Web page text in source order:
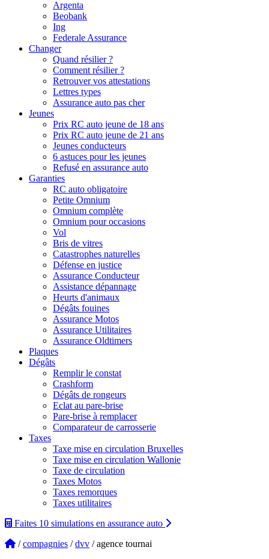
Argenta
Beobank
Ing
Federale Assurance
Changer
Quand résilier ?
Comment résilier ?
Retrouver vos attestations
Lettres types
Assurance auto pas cher
Jeunes
Prix RC auto jeune de 18 ans
Prix RC auto jeune de 21 ans
Jeunes conducteurs
6 astuces pour les jeunes
Refusé en assurance auto
Garanties
RC auto obligatoire
Petite Omnium
Omnium complète
Omnium pour occasions
Vol
Bris de vitres
Catastrophes naturelles
Défense en justice
Assurance Conducteur
Assistance dépannage
Heurts d'animaux
Dégâts fouines
Assurance Motos
Assurance Utilitaires
Assurance Oldtimers
Plaques
Dégâts
Remplir le constat
Crashform
Dégâts de rongeurs
Eclat au pare-brise
Pare-brise à remplacer
Comparateur de carrosserie
Taxes
Taxe mise en circulation Bruxelles
Taxe mise en circulation Wallonie
Taxe de circulation
Taxes Motos
Taxes remorques
Taxes utilitaires
Faites 10 simulations en assurance auto
/compagnies /dvv / agence tournai